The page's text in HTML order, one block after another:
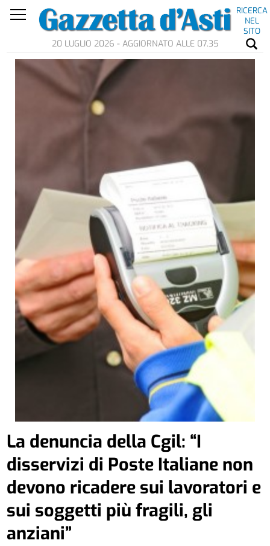
RICERCA
NEL
SITO
20 LUGLIO 2026 - AGGIORNATO ALLE 07.35
La denuncia della Cgil: “I
disservizi di Poste Italiane non
devono ricadere sui lavoratori e
sui soggetti più fragili, gli
anziani”